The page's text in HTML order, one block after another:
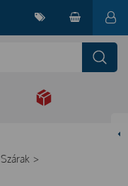
Szárak >